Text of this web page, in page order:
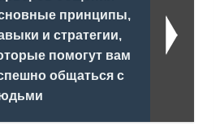
принципы,
и стратегии,
помогут вам
общаться с